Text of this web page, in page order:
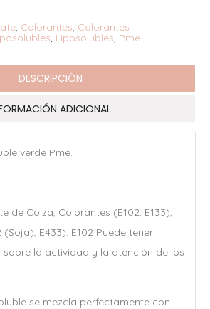
, Colorantes, Colorantes
, Liposolubles, Pme
DESCRIPCIÓN
ADICIONAL
verde Pme.
de Colza, Colorantes (E102, E133),
(Soja), E433). E102 Puede tener
sobre la actividad y la atención de los
se mezcla perfectamente con